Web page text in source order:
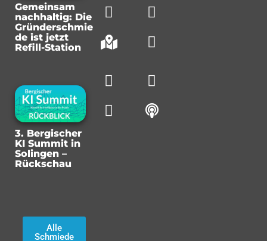
Gemeinsam
nachhaltig: Die
Gründerschmie
de ist jetzt
Refill-Station
3. Bergischer
KI Summit in
Solingen –
Rückschau
Alle
Schmiede